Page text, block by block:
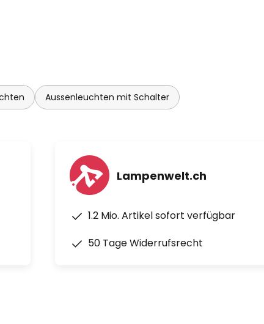
Aussenleuchten mit Schalter
Lampenwelt.ch
1.2 Mio. Artikel sofort verfügbar
50 Tage Widerrufsrecht